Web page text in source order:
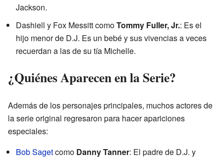
Jackson.
Dashiell y Fox Messitt comoTommy Fuller, Jr.: Es el
hijo menor de D.J. Es un bebé y sus vivencias a veces
recuerdan a las de su tía Michelle.
¿Quiénes Aparecen en la Serie?
Además de los personajes principales, muchos actores de
la serie original regresaron para hacer apariciones
especiales:
Bob Sagetcomo Danny Tanner: El padre de D.J. y